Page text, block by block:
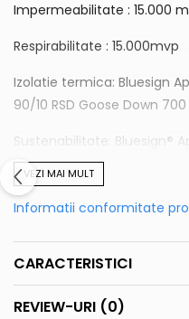
Impermeabilitate : 15.000
Respirabilitate : 15.000mvp
Izolatie termica: Bluesign
90/10 RSD Goose Down 700
Sustenabilitate: Bluesign®
TEX Certified Shell Fabric
VEZI MAI MULT
Informatii conformitate
CARACTERISTICI
REVIEW-URI (0)